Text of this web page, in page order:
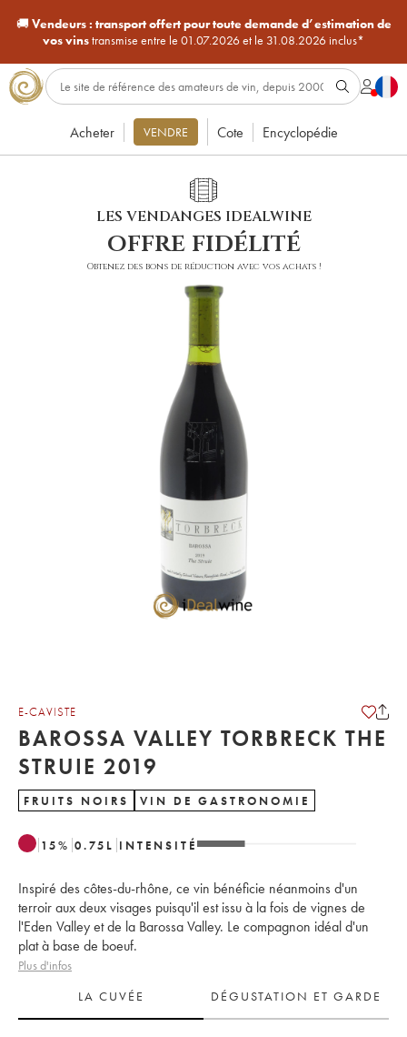
🚚Vendeurs : transport offert pour toute demande d’estimation de
vos vinstransmise entre le 01.07.2026 et le 31.08.2026 inclus*
Acheter VENDRE Cote Encyclopédie
LES VENDANGES IDEALWINE
offre fidélité
Obtenez des bons de réduction avec vos achats !
E-CAVISTE
BAROSSA VALLEY TORBRECK THE
STRUIE 2019
FRUITS NOIRS VIN DE GASTRONOMIE
15% 0.75 L INTENSITÉ
Inspiré des côtes-du-rhône, ce vin bénéficie néanmoins d'un
terroir aux deux visages puisqu'il est issu à la fois de vignes de
l'Eden Valley et de la Barossa Valley. Le compagnon idéal d'un
plat à base de boeuf.
Plus d'infos
LA CUVÉE
DÉGUSTATION ET GARDE